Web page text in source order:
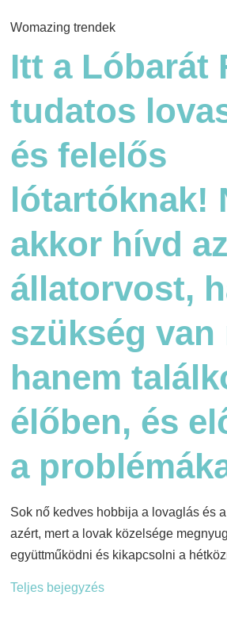
Womazing trendek
Itt a Lóbarát
tudatos
és felelős
lótartóknak!
akkor hívd az
állatorvost,
szükség van
hanem
élőben, és
a
Sok nő kedves hobbija a lovaglás és
azért, mert a lovak közelsége
együttműködni és kikapcsolni a
Teljes bejegyzés